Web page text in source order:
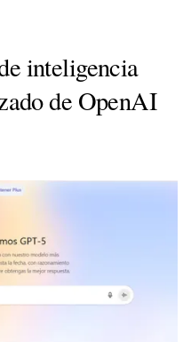
inteligencia
de OpenAI